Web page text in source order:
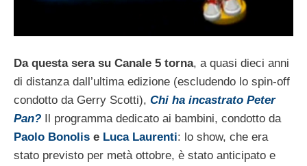
Da questa sera su Canale 5 torna, a quasi dieci anni
di distanza dall’ultima edizione (escludendo lo spin-off
condotto da Gerry Scotti), Chi ha incastrato Peter
Pan? Il programma dedicato ai bambini, condotto da
Paolo Bonolis e Luca Laurenti: lo show, che era
stato previsto per metà ottobre, è stato anticipato e